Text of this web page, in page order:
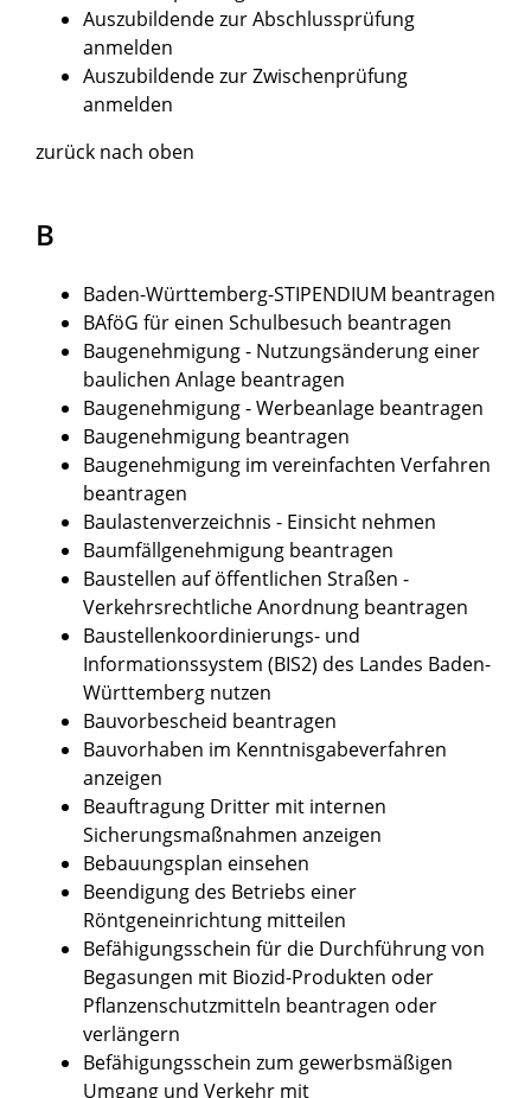
Auszubildende zur Abschlussprüfung
anmelden
Auszubildende zur Zwischenprüfung
anmelden
zurück nach oben
B
Baden-Württemberg-STIPENDIUM beantragen
BAföG für einen Schulbesuch beantragen
Baugenehmigung - Nutzungsänderung einer
baulichen Anlage beantragen
Baugenehmigung - Werbeanlage beantragen
Baugenehmigung beantragen
Baugenehmigung im vereinfachten Verfahren
beantragen
Baulastenverzeichnis - Einsicht nehmen
Baumfällgenehmigung beantragen
Baustellen auf öffentlichen Straßen -
Verkehrsrechtliche Anordnung beantragen
Baustellenkoordinierungs- und
Informationssystem (BIS2) des Landes Baden-
Württemberg nutzen
Bauvorbescheid beantragen
Bauvorhaben im Kenntnisgabeverfahren
anzeigen
Beauftragung Dritter mit internen
Sicherungsmaßnahmen anzeigen
Bebauungsplan einsehen
Beendigung des Betriebs einer
Röntgeneinrichtung mitteilen
Befähigungsschein für die Durchführung von
Begasungen mit Biozid-Produkten oder
Pflanzenschutzmitteln beantragen oder
verlängern
Befähigungsschein zum gewerbsmäßigen
Umgang und Verkehr mit